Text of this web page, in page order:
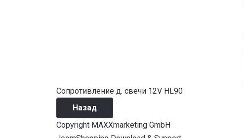
Сопротивление д. свечи 12V HL90
Copyright MAXXmarketing GmbH